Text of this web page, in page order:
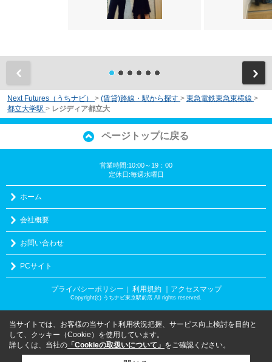
Next Futures（うちナビ） > (賃貸)路線・駅から探す > 東急電鉄東急東横線 >
都立大学駅 > レジディア都立大
ページトップに戻る
営業時間:10:00～19：00
定休日:毎週水曜日
ホーム
会社概要
お問い合わせ
PCサイト
プライバシーポリシー 利用規約 ｜アクセスマップ
Copyright(c) うちナビ東京駅前店 All rights reserved.
当サイトでは、お客様の当サイト利用状況把握、サービス向上検討を目的と
して、クッキー（Cookie）を使用しています。
詳しくは、当社の 「Cookieの取扱いについて」 をご確認ください。